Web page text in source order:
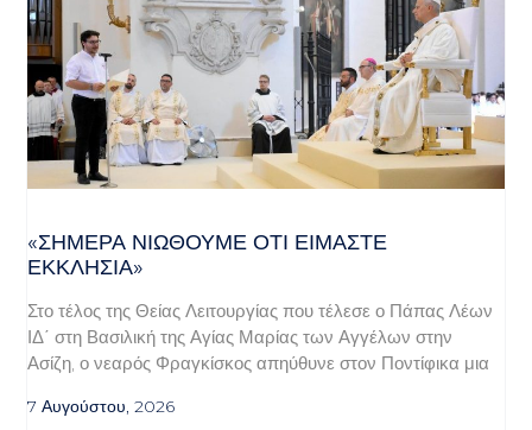
«ΣΉΜΕΡΑ ΝΙΏΘΟΥΜΕ ΌΤΙ ΕΊΜΑΣΤΕ
ΕΚΚΛΗΣΊΑ»
Στο τέλος της Θείας Λειτουργίας που τέλεσε ο Πάπας Λέων
ΙΔ΄ στη Βασιλική της Αγίας Μαρίας των Αγγέλων στην
Ασίζη, ο νεαρός Φραγκίσκος απηύθυνε στον Ποντίφικα μια
7 Αυγούστου, 2026